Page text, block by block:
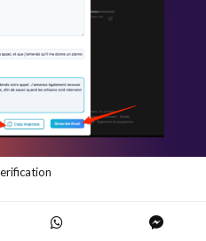
premières étapes! Vous